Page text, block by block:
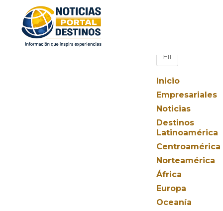
Inicio
Empresariales
Noticias
Destinos
Latinoamérica
Centroamérica
Norteamérica
África
Europa
Oceanía